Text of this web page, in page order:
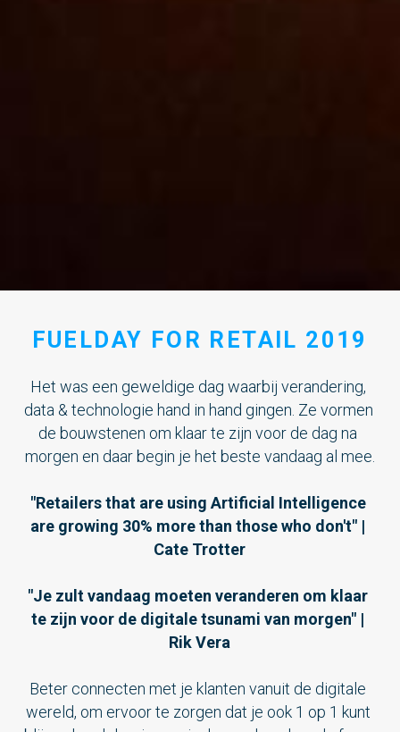
FUELDAY FOR RETAIL 2019
Het was een geweldige dag waarbij verandering,
data & technologie hand in hand gingen. Ze vormen
de bouwstenen om klaar te zijn voor de dag na
morgen en daar begin je het beste vandaag al mee.
"Retailers that are using Artificial Intelligence
are growing 30% more than those who don't" |
Cate Trotter
"Je zult vandaag moeten veranderen om klaar
te zijn voor de digitale tsunami van morgen" |
Rik Vera
Beter connecten met je klanten vanuit de digitale
wereld, om ervoor te zorgen dat je ook 1 op 1 kunt